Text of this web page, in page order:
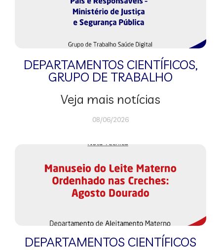
DEPARTAMENTOS CIENTÍFICOS,
GRUPO DE TRABALHO
Veja mais notícias
08/06/2026
DEPARTAMENTOS CIENTÍFICOS